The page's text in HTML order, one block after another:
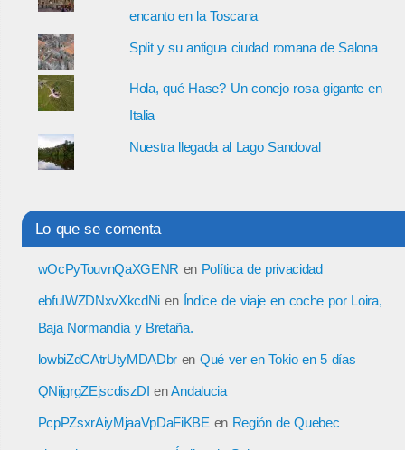
encanto en la Toscana
Split y su antigua ciudad romana de Salona
Hola, qué Hase? Un conejo rosa gigante en
Italia
Nuestra llegada al Lago Sandoval
Lo que se comenta
wOcPyTouvnQaXGENR en Política de privacidad
ebfuIWZDNxvXkcdNi en Índice de viaje en coche por Loira,
Baja Normandía y Bretaña.
lowbiZdCAtrUtyMDADbr en Qué ver en Tokio en 5 días
QNijgrgZEjscdiszDI enAndalucia
PcpPZsxrAiyMjaaVpDaFiKBE en Región de Quebec